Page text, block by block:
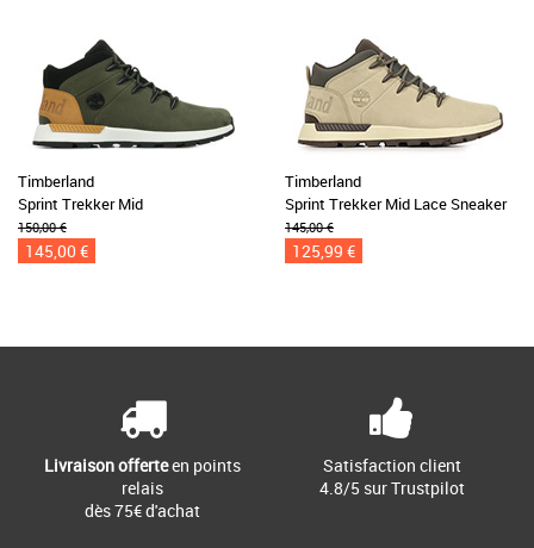
Timberland
Sprint Trekker Mid
150,00 €
145,00 €
Timberland
Sprint Trekker Mid Lace Sneaker
145,00 €
125,99 €
Livraison offerteen points
relais
dès 75€ d'achat
Satisfaction client
4.8/5 sur Trustpilot